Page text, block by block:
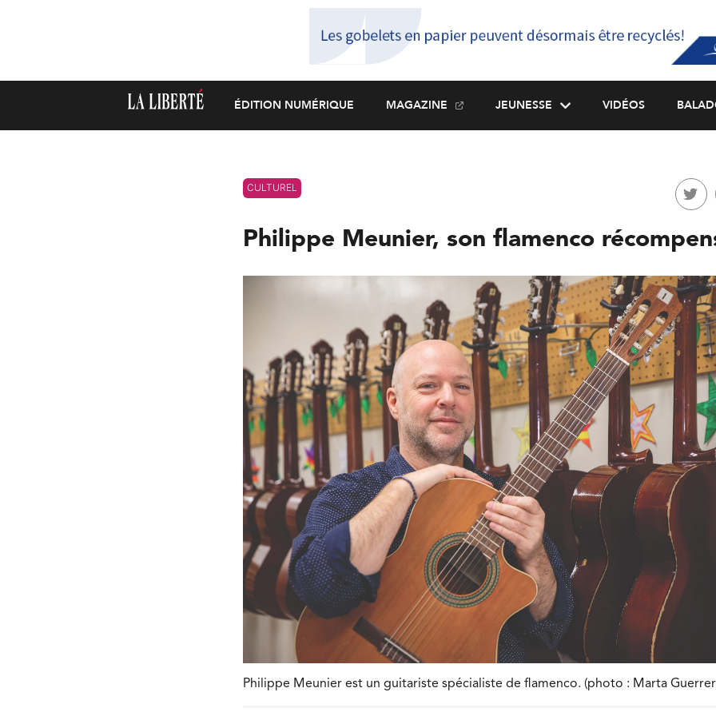
ÉDITION NUMÉRIQUE MAGAZINE JEUNESSE VIDÉOS
CULTUREL
Philippe Meunier, son flamenco
Philippe Meunier est un guitariste spécialiste de flamenco. (photo : Marta